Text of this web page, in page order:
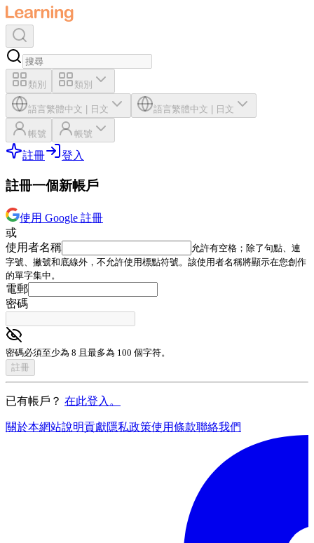
類別 類別
語言繁體中文 日文 語言繁體中文 日文
帳號 帳號
註冊 登入
註冊一個新帳戶
使用 Google 註冊
或
使用者名稱
允許有空格；除了句點、連
字號、撇號和底線外，不允許使用標點符號。該使用者名稱將顯示在您創作
的單字集中。
電郵
密碼
密碼必須至少為 8 且最多為 100 個字符。
註冊
已有帳戶？ 在此登入。
關於本網站說明貢獻隱私政策使用條款聯絡我們